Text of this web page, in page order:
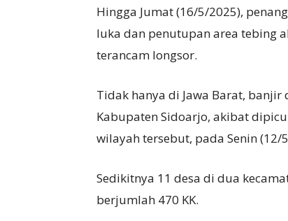
Hingga Jumat (16/5/2025),
luka dan penutupan area tebing
terancam longsor.
Tidak hanya di Jawa Barat,
Kabupaten Sidoarjo, akibat
wilayah tersebut, pada Senin (12/
Sedikitnya 11 desa di dua
berjumlah 470 KK.